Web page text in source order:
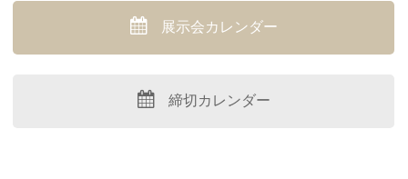
展示会カレンダー
締切カレンダー